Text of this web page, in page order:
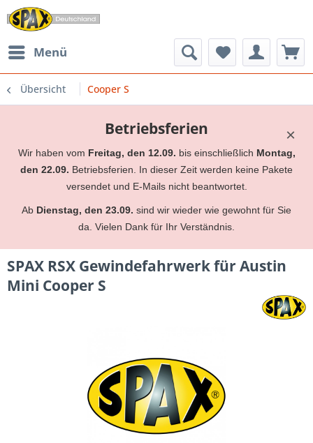
Menü
Übersicht Cooper S
×
Betriebsferien
Wir haben vom Freitag, den 12.09. bis einschließlich Montag,
den 22.09. Betriebsferien. In dieser Zeit werden keine Pakete
versendet und E-Mails nicht beantwortet.
Ab Dienstag, den 23.09. sind wir wieder wie gewohnt für Sie
da. Vielen Dank für Ihr Verständnis.
SPAX RSX Gewindefahrwerk für Austin
Mini Cooper S